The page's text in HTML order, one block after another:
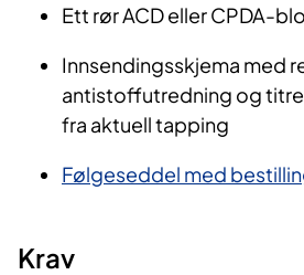
Ett rør ACD eller CPDA-
Innsendingsskjema med
antistoffutredning og
fra aktuell tapping
Følgeseddel med
Krav